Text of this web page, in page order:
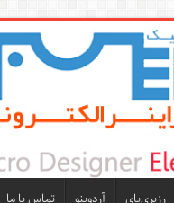
رزبری‌پای آردوینو تماس با ما